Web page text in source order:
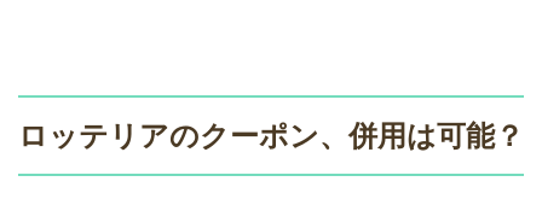
ロッテリアのクーポン、併用は可能？